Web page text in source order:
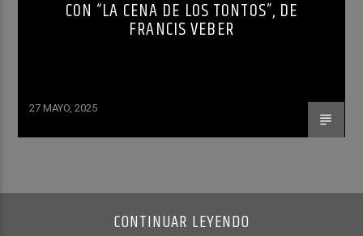
CON “LA CENA DE LOS TONTOS”, DE
FRANCIS VEBER
27 MAYO, 2025
CONTINUAR LEYENDO